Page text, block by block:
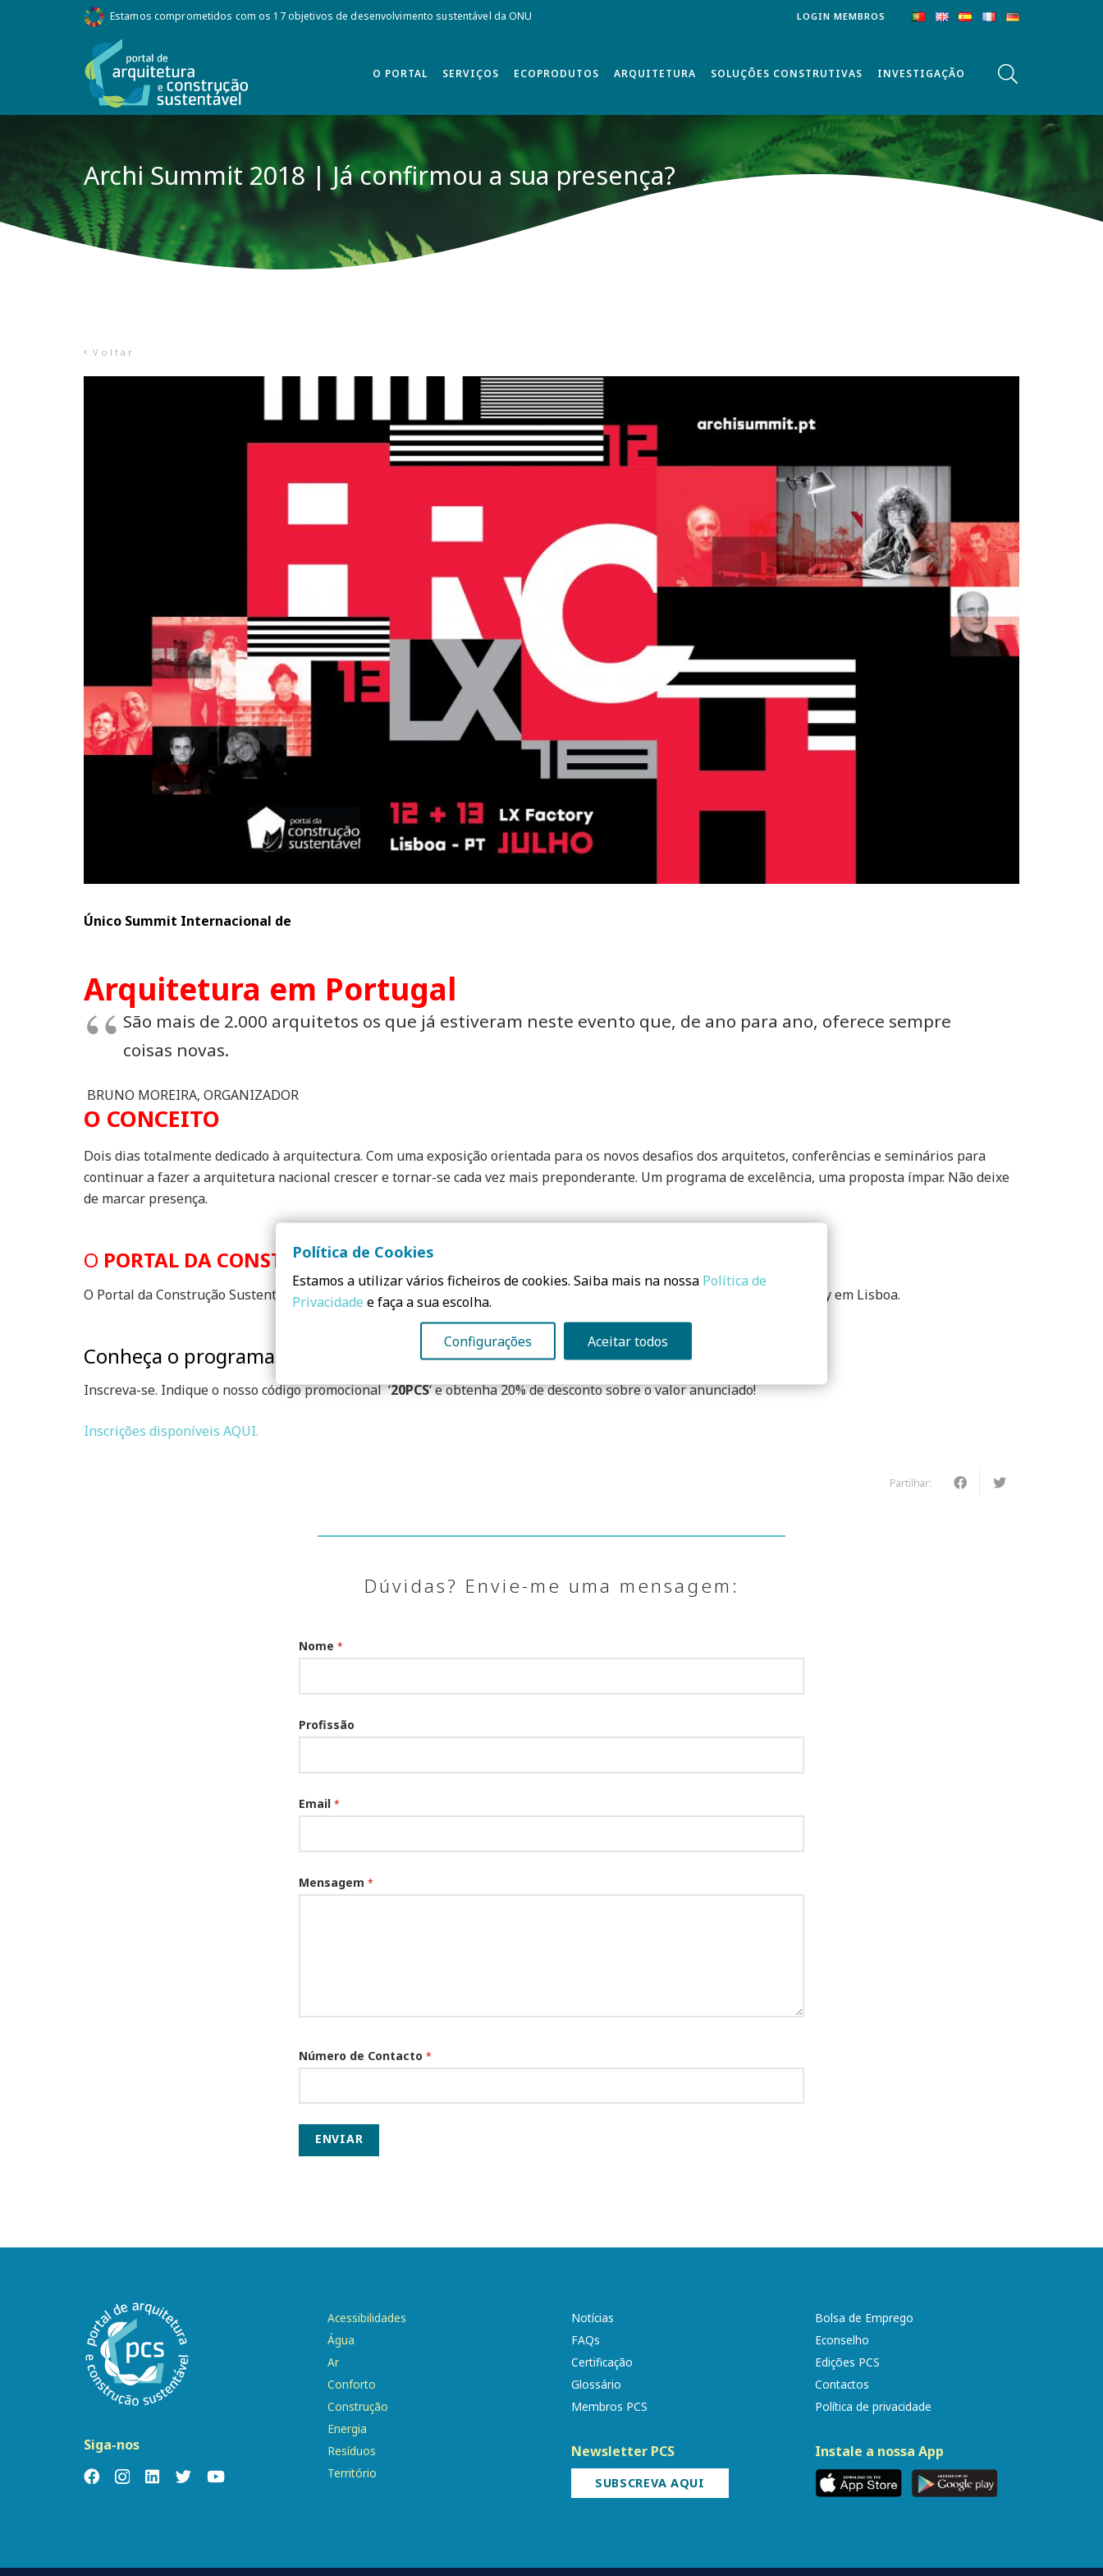
Estamos comprometidos com os 17 objetivos de desenvolvimento sustentável da ONU LOGIN MEMBROS
O PORTAL SERVIÇOS ECOPRODUTOS ARQUITETURA SOLUÇÕES CONSTRUTIVAS INVESTIGAÇÃO
Archi Summit 2018 | Já confirmou a sua presença?
Voltar
Único Summit Internacional de
Arquitetura em Portugal
São mais de 2.000 arquitetos os que já estiveram neste evento que, de ano para ano, oferece sempre
coisas novas.
BRUNO MOREIRA, ORGANIZADOR
O CONCEITO
Dois dias totalmente dedicado à arquitectura. Com uma exposição orientada para os novos desafios dos arquitetos, conferências e seminários para
continuar a fazer a arquitetura nacional crescer e tornar-se cada vez mais preponderante. Um programa de excelência, uma proposta ímpar. Não deixe
de marcar presença.
O PORTAL DA CONSTRUÇÃO SUSTENTÁVEL
O Portal da Construção Sustentável convida-o a estar presente no , dias 12 e 13 de julho no LX Factory em Lisboa.
Conheça o programa de eventos AQUI.
Inscreva-se. Indique o nosso código promocional ‘20PCS‘ e obtenha 20% de desconto sobre o valor anunciado!
Inscrições disponíveis AQUI.
Partilhar:
Dúvidas? Envie-me uma mensagem:
Nome *
Profissão
Email *
Mensagem *
Número de Contacto *
ENVIAR
Siga-nos
Acessibilidades
Água
Ar
Conforto
Construção
Energia
Resíduos
Território
Notícias
FAQs
Certificação
Glossário
Membros PCS
Newsletter PCS
SUBSCREVA AQUI
Bolsa de Emprego
Econselho
Edições PCS
Contactos
Política de privacidade
Instale a nossa App
Política de Cookies
Estamos a utilizar vários ficheiros de cookies. Saiba mais na nossa Política de
Privacidade e faça a sua escolha.
Configurações Aceitar todos